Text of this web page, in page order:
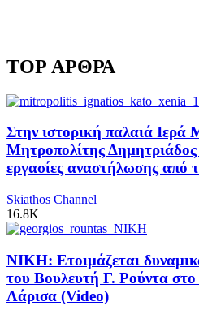
TOP ΑΡΘΡΑ
Στην ιστορική παλαιά
Μητροπολίτης Δημητριάδος
εργασίες αναστήλωσης από
Skiathos Channel
16.8K
ΝΙΚΗ: Ετοιμάζεται
του Βουλευτή Γ. Ρούντα
Λάρισα (Video)